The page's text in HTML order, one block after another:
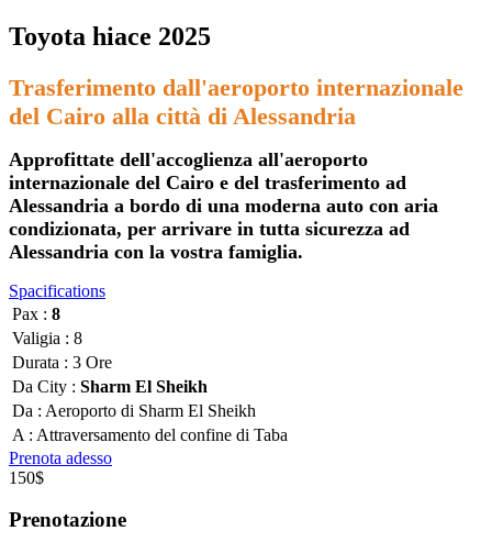
Toyota hiace 2025
Trasferimento dall'aeroporto internazionale
del Cairo alla città di Alessandria
Approfittate dell'accoglienza all'aeroporto
internazionale del Cairo e del trasferimento ad
Alessandria a bordo di una moderna auto con aria
condizionata, per arrivare in tutta sicurezza ad
Alessandria con la vostra famiglia.
Spacifications
Pax : 8
Valigia : 8
Durata : 3 Ore
Da City : Sharm El Sheikh
Da : Aeroporto di Sharm El Sheikh
A : Attraversamento del confine di Taba
Prenota adesso
150$
Prenotazione